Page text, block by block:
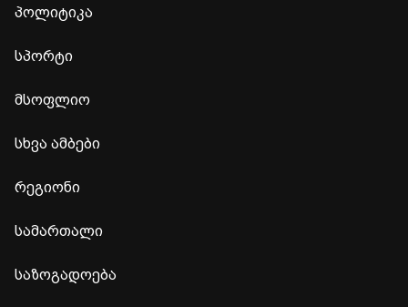
პოლიტიკა
სპორტი
მსოფლიო
სხვა ამბები
რეგიონი
სამართალი
საზოგადოება